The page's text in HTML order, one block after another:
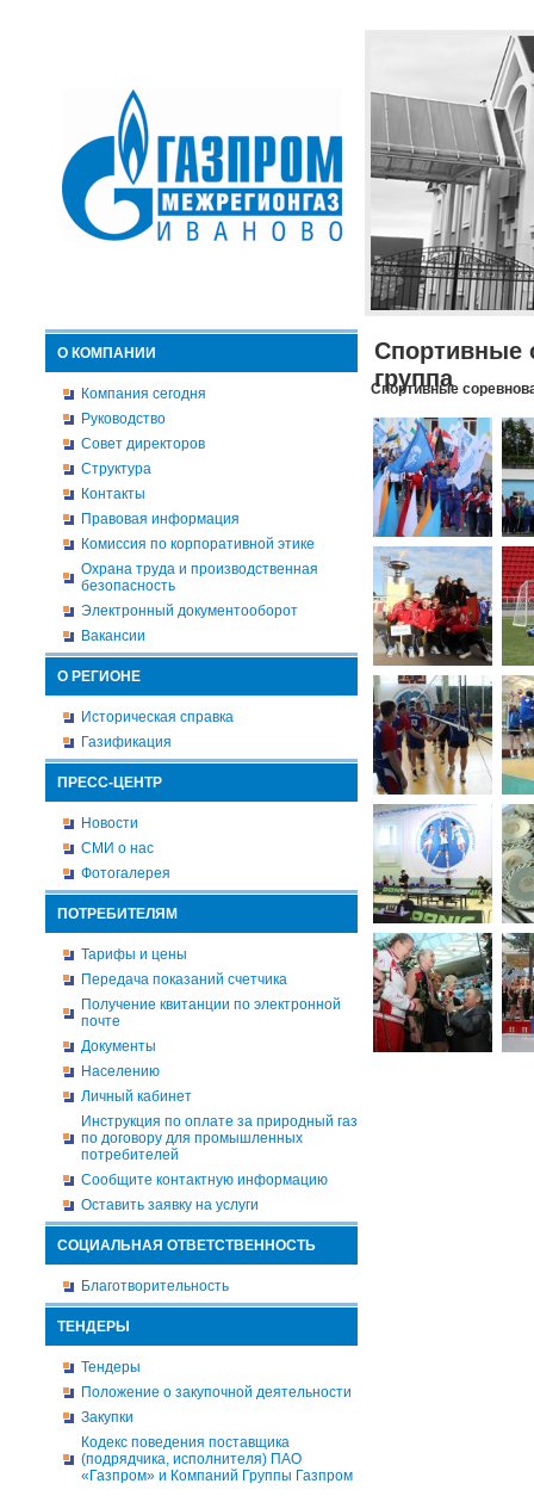
О КОМПАНИИ
Компания сегодня
Руководство
Совет директоров
Структура
Контакты
Правовая информация
Комиссия по корпоративной этике
Охрана труда и производственная
безопасность
Электронный документооборот
Вакансии
О РЕГИОНЕ
Историческая справка
Газификация
ПРЕСС-ЦЕНТР
Новости
СМИ о нас
Фотогалерея
ПОТРЕБИТЕЛЯМ
Тарифы и цены
Передача показаний счетчика
Получение квитанции по электронной
почте
Документы
Населению
Личный кабинет
Инструкция по оплате за природный газ
по договору для промышленных
потребителей
Сообщите контактную информацию
Оставить заявку на услуги
СОЦИАЛЬНАЯ ОТВЕТСТВЕННОСТЬ
Благотворительность
ТЕНДЕРЫ
Тендеры
Положение о закупочной деятельности
Закупки
Кодекс поведения поставщика
(подрядчика, исполнителя) ПАО
«Газпром» и Компаний Группы Газпром
Спортивные
группа
Спортивные